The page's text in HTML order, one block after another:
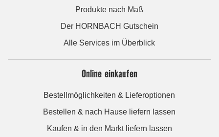
Produkte nach Maß
Der HORNBACH Gutschein
Alle Services im Überblick
Online einkaufen
Bestellmöglichkeiten & Lieferoptionen
Bestellen & nach Hause liefern lassen
Kaufen & in den Markt liefern lassen